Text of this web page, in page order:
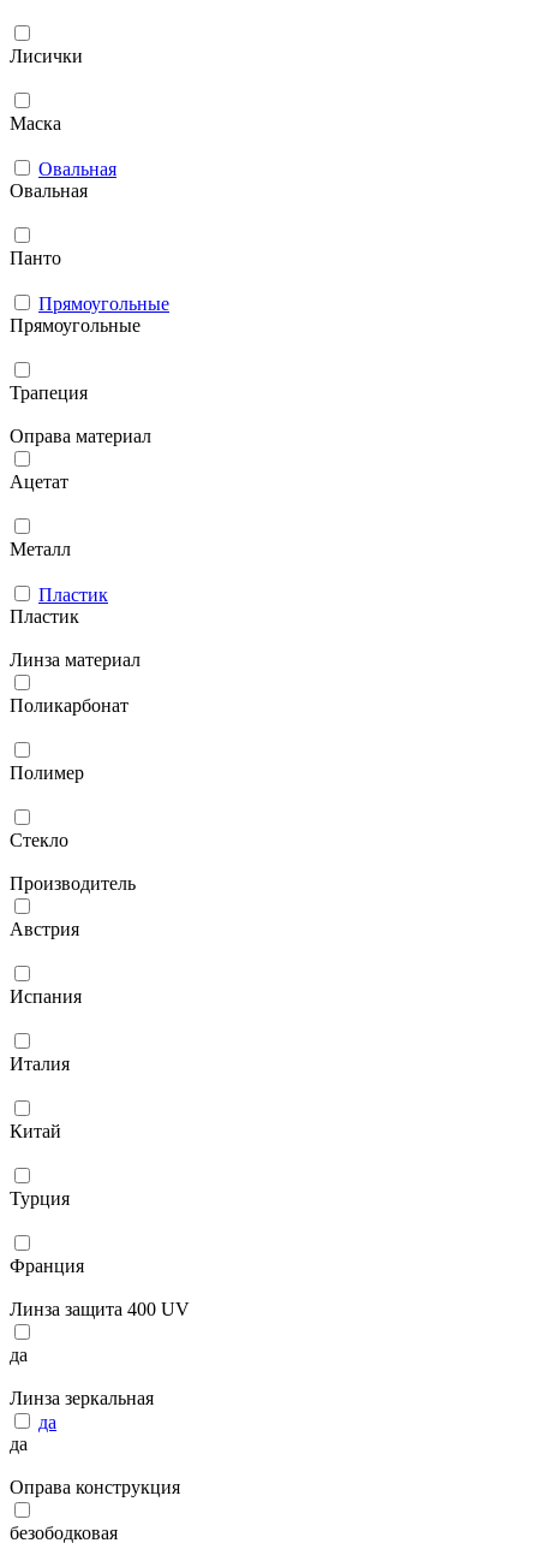
Лисички
Маска
Овальная
Овальная
Панто
Прямоугольные
Прямоугольные
Трапеция
Оправа материал
Ацетат
Металл
Пластик
Пластик
Линза материал
Поликарбонат
Полимер
Стекло
Производитель
Австрия
Испания
Италия
Китай
Турция
Франция
Линза защита 400 UV
да
Линза зеркальная
да
да
Оправа конструкция
безободковая